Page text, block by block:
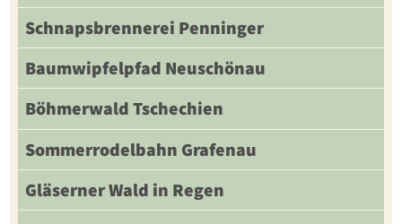
Schnapsbrennerei Penninger
Baumwipfelpfad Neuschönau
Böhmerwald Tschechien
Sommerrodelbahn Grafenau
Gläserner Wald in Regen